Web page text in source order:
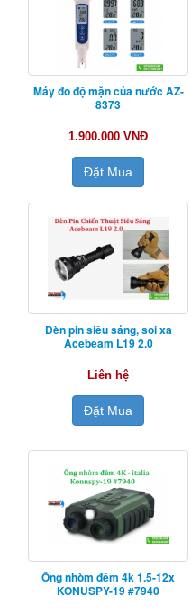
Máy đo độ mặn của nước AZ-
8373
1.900.000 VNĐ
Đặt Mua
Đèn pin siêu sáng, soi xa
Acebeam L19 2.0
Liên hệ
Đặt Mua
Ống nhòm đêm 4k 1.5-12x
KONUSPY-19 #7940